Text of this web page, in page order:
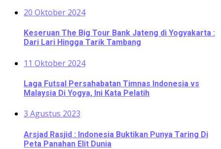
20 Oktober 2024
Keseruan The Big Tour Bank Jateng di Yogyakarta :
Dari Lari Hingga Tarik Tambang
11 Oktober 2024
Laga Futsal Persahabatan Timnas Indonesia vs
Malaysia Di Yogya, Ini Kata Pelatih
3 Agustus 2023
Arsjad Rasjid : Indonesia Buktikan Punya Taring Di
Peta Panahan Elit Dunia